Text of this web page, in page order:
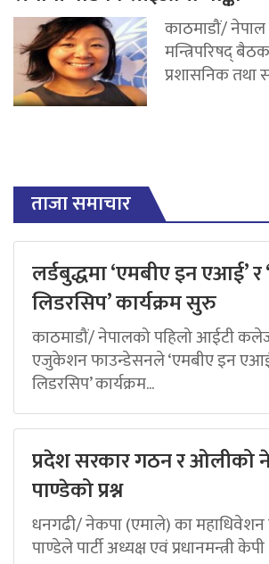
काठमाडौं/
मन्त्रिपरिषद्
प्रशासनिक तथा
ताजा समाचार
लर्डबुद्धमा ‘एमबीए इन एआई’
लिडरसिप’ कार्यक्रम सुरु
काठमाडौं/ नेपालको पहिलो आईटी
एजुकेशन फाउन्डेसनले ‘एमबीए इन
लिडरसिप’ कार्यक्रम...
प्रदेश सरकार गठन र ओलीको
पाण्डेको प्रश्न
धनगढी/ नेकपा (एमाले) का महाधिवेशन
पाण्डेले पार्टी अध्यक्ष एवं प्रधानमन्त्री